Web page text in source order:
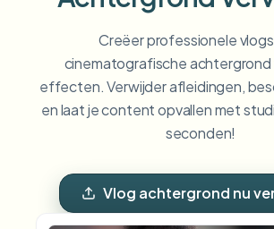
Voorbeelden
Alle voorbeelden bekijken
Blader door de volledige voorbeeldenbibliotheek
Gezicht vervagen
Kenteken vervagen
Functies
Scholen & onderwijs
Bronnen
Creëer professionele
cinematografische achtergrond
effecten. Verwijder afleidingen,
en laat je content opvallen met
seconden!
Vlog achtergrond nu